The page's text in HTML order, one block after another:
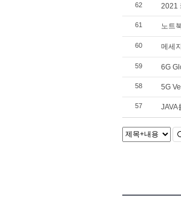
62 2021
61 노트
60 메세
59 6G
58 5G
57 JAVA